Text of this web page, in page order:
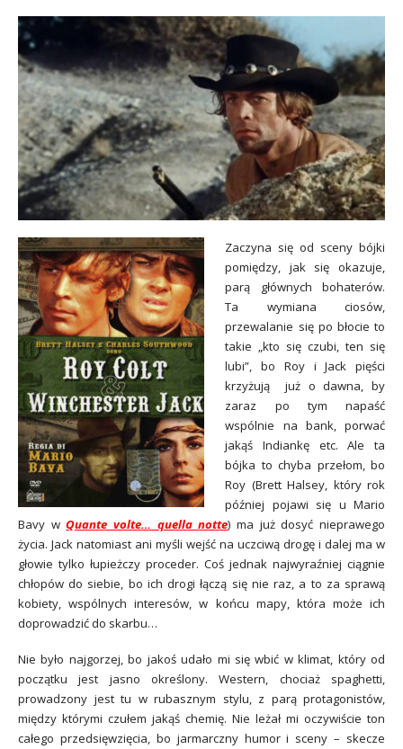
Zaczyna się od sceny bójki
pomiędzy, jak się okazuje,
parą głównych bohaterów.
Ta wymiana ciosów,
przewalanie się po błocie to
takie „kto się czubi, ten się
lubi”, bo Roy i Jack pięści
krzyżują już o dawna, by
zaraz po tym napaść
wspólnie na bank, porwać
jakąś Indiankę etc. Ale ta
bójka tochyba przełom, bo
Roy (Brett Halsey, który rok
później pojawi się u Mario
Bavy wQuante volte… quella notte) ma już dosyć nieprawego
życia. Jack natomiast ani myśli wejść na uczciwą drogę i dalej ma w
głowie tylko łupieżczy proceder. Coś jednak najwyraźniej ciągnie
chłopów do siebie, bo ich drogi łączą się nie raz, a to za sprawą
kobiety, wspólnych interesów, w końcu mapy, która może ich
doprowadzić do skarbu…
Nie było najgorzej, bo jakoś udało mi się wbić w klimat, który od
początku jest jasno określony. Western, chociaż spaghetti,
prowadzony jest tu w rubasznym stylu, z parą protagonistów,
między którymi czułem jakąś chemię. Nie leżał mi oczywiście ton
całego przedsięwzięcia, bo jarmarczny humor i sceny – skecze